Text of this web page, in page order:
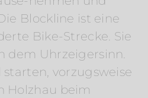
Blockline ist eine
Bike-Strecke. Sie
dem Uhrzeigersinn.
vorzugsweise
Holzhau beim